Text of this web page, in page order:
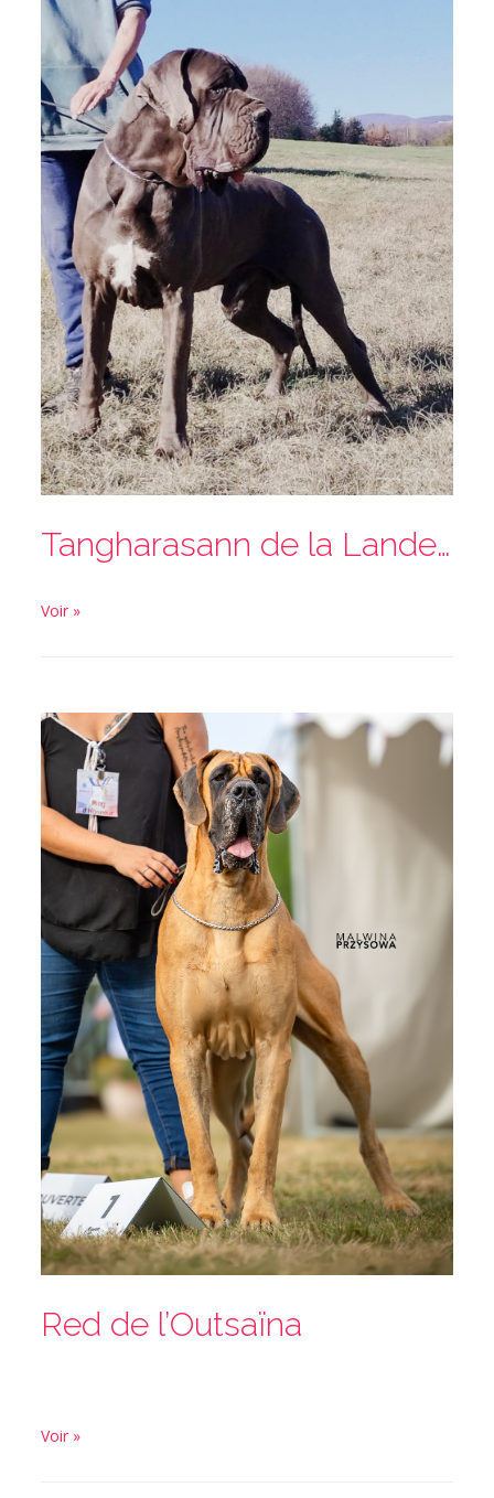
Tangharasann de la Lande des Géants Bleus
Voir »
Red de l’Outsaïna
Voir »